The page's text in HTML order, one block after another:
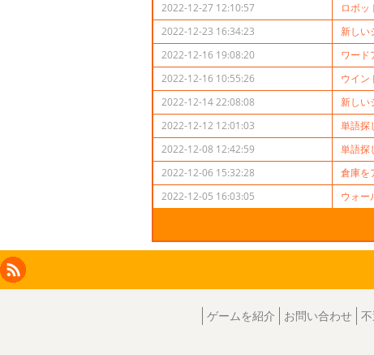
2022-12-27 12:10:57
ロボッ
2022-12-23 16:34:23
新しい
2022-12-16 19:08:20
ワード
2022-12-16 10:55:26
ウイン
2022-12-14 22:08:08
新しい
2022-12-12 12:01:03
単語探
2022-12-08 12:42:59
単語探
2022-12-06 15:32:28
倉庫を
2022-12-05 16:03:05
ウォー
Facebook
Instagram
X
LinkedIn
RSS
ゲームを紹介 お問い合わせ